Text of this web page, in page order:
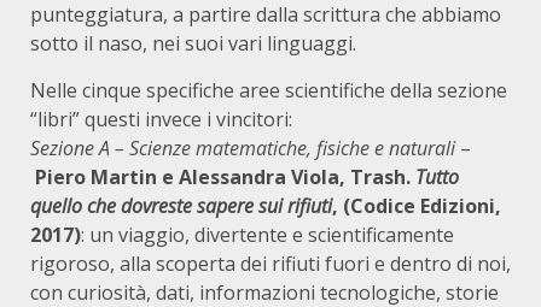
punteggiatura, a partire dalla scrittura che abbiamo
sotto il naso, nei suoi vari linguaggi.
Nelle cinque specifiche aree scientifiche della sezione
“libri” questi invece i vincitori:
Sezione A – Scienze matematiche, fisiche e naturali –
Piero Martin e Alessandra Viola, Trash. Tutto
quello che dovreste sapere sui rifiuti, (Codice Edizioni,
2017): un viaggio, divertente e scientificamente
rigoroso, alla scoperta dei rifiuti fuori e dentro di noi,
con curiosità, dati, informazioni tecnologiche, storie